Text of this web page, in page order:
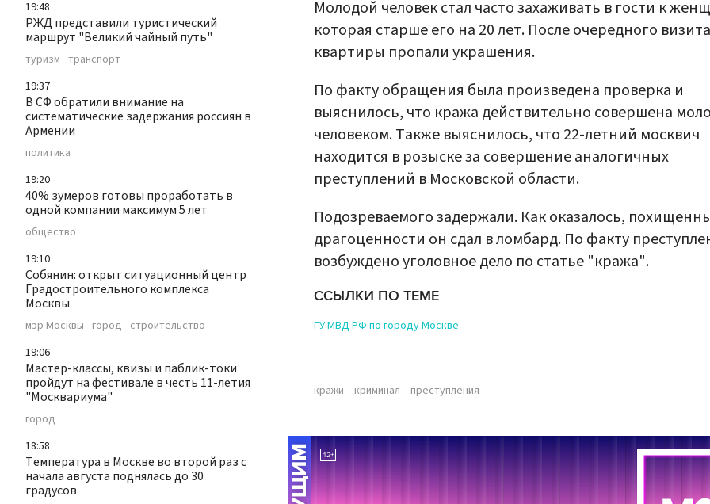
19:48
РЖД представили туристический
маршрут "Великий чайный путь"
туризм транспорт
19:37
В СФ обратили внимание на
систематические задержания россиян в
Армении
политика
19:20
40% зумеров готовы проработать в
одной компании максимум 5 лет
общество
19:10
Собянин: открыт ситуационный центр
Градостроительного комплекса
Москвы
мэр Москвы город строительство
19:06
Мастер-классы, квизы и паблик-токи
пройдут на фестивале в честь 11-летия
"Москвариума"
город
18:58
Температура в Москве во второй раз с
начала августа поднялась до 30
градусов
Молодой человек стал часто захаживать в гости к
которая старше его на 20 лет. После очередного
квартиры пропали украшения.
По факту обращения была произведена проверка и
выяснилось, что кража действительно совершена
человеком. Также выяснилось, что 22-летний москвич
находится в розыске за совершение аналогичных
преступлений в Московской области.
Подозреваемого задержали. Как оказалось,
драгоценности он сдал в ломбард. По факту
возбуждено уголовное дело по статье "кража".
ССЫЛКИ ПО ТЕМЕ
ГУ МВД РФ по городу Москве
кражи криминал преступления